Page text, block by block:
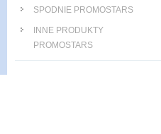
SPODNIE PROMOSTARS
INNE PRODUKTY
PROMOSTARS